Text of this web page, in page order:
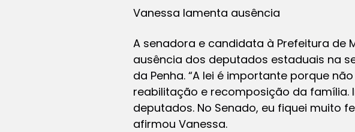
Vanessa lamenta ausência
A senadora e candidata à Prefeitura de
ausência dos deputados estaduais na
da Penha. “A lei é importante porque
reabilitação e recomposição da família.
deputados. No Senado, eu fiquei muito
afirmou Vanessa.